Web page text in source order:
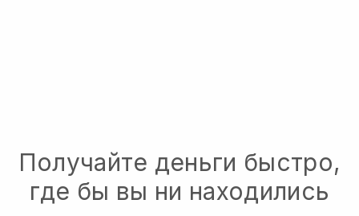
Получайте деньги быстро,
где бы вы ни находились